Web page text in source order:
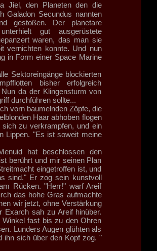
Jiel, den Planeten den die
Galadon Secundus nannten
gestoßen. Der planetare
gut ausgerüstete
waren, das man sie
vernichten konnte. Und nun
in Form einer Space Marine
Sektoreingänge blockierten
bisher erfolgreich
da der Klingensturm von
durchführen sollte...
vorn baumelnden Zöpfe, die
Haar abhoben flogen
zu verkrampfen, und ein
Lippen. "Es ist soweit meine
hat beschlossen den
berührt und mir seinen Plan
eingetroffen ist, und
sind." Er zog sein kunstvoll
Rücken. "Herr!" warf Areif
das hohe Gras aufmachte
wir jetzt, ohne Verstärkung
Exarch sah zu Areif hinüber.
Winkel fast bis zu den Ohren
Lunders Augen glühten als
ihn sich über den Kopf zog. "